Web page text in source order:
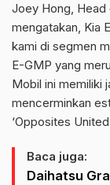
Joey Hong,
mengatakan, Kia
kami di segmen
E-GMP yang
Mobil ini memiliki
mencerminkan
‘Opposites
Baca juga:
Daihatsu